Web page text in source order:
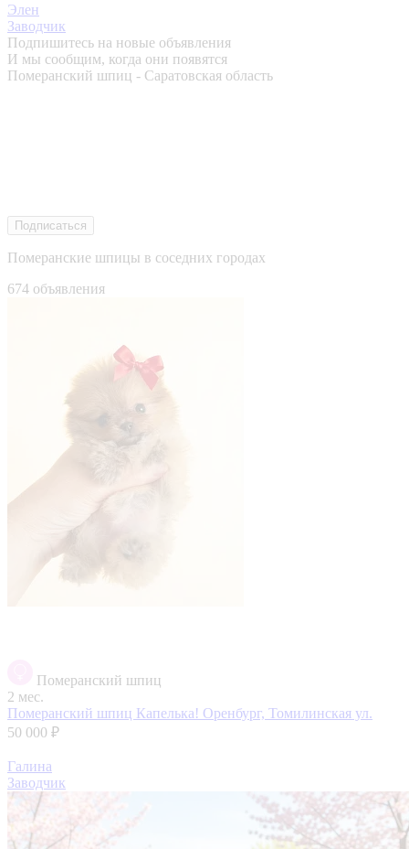
Элен
Заводчик
Подпишитесь на новые объявления
И мы сообщим, когда они появятся
Померанский шпиц - Саратовская область
Подписаться
Померанские шпицы в соседних городах
674 объявления
Померанский шпиц
2 мес.
Померанский шпиц Капелька! Оренбург, Томилинская ул.
50 000 ₽
Галина
Заводчик